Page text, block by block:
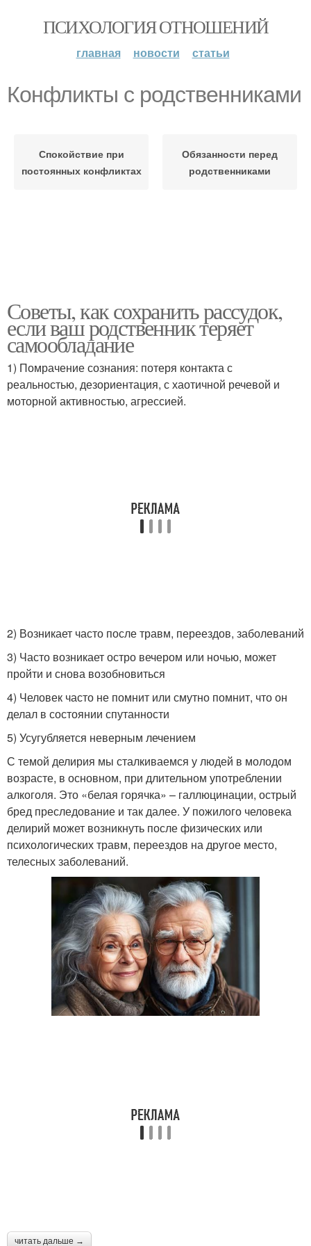
ПСИХОЛОГИЯ ОТНОШЕНИЙ
главная новости статьи
Конфликты с родственниками
Спокойствие при
постоянных конфликтах
Обязанности перед
родственниками
Советы, как сохранить рассудок,
если ваш родственник теряет
самообладание
1) Помрачение сознания: потеря контакта с
реальностью, дезориентация, с хаотичной речевой и
моторной активностью, агрессией.
2) Возникает часто после травм, переездов, заболеваний
3) Часто возникает остро вечером или ночью, может
пройти и снова возобновиться
4) Человек часто не помнит или смутно помнит, что он
делал в состоянии спутанности
5) Усугубляется неверным лечением
С темой делирия мы сталкиваемся у людей в молодом
возрасте, в основном, при длительном употреблении
алкоголя. Это «белая горячка» – галлюцинации, острый
бред преследование и так далее. У пожилого человека
делирий может возникнуть после физических или
психологических травм, переездов на другое место,
телесных заболеваний.
читать дальше →